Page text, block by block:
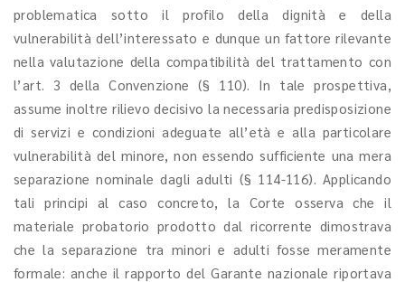
problematica sotto il profilo della dignità e della
vulnerabilità dell’interessato e dunque un fattore rilevante
nella valutazione della compatibilità del trattamento con
l’art. 3 della Convenzione (§ 110). In tale prospettiva,
assume inoltre rilievo decisivo la necessaria predisposizione
di servizi e condizioni adeguate all’età e alla particolare
vulnerabilità del minore, non essendo sufficiente una mera
separazione nominale dagli adulti (§ 114-116). Applicando
tali principi al caso concreto, la Corte osserva che il
materiale probatorio prodotto dal ricorrente dimostrava
che la separazione tra minori e adulti fosse meramente
formale: anche il rapporto del Garante nazionale riportava